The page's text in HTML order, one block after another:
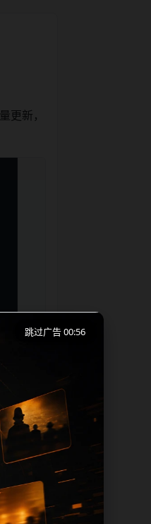
更新，
伸阅
户通常
下一篇
跳过广告 00:55